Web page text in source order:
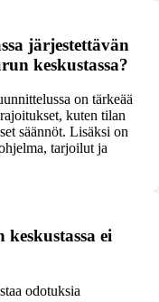
järjestettävän
keskustassa?
on tärkeää
kuten tilan
säännöt. Lisäksi on
tarjoilut ja
ei
odotuksia